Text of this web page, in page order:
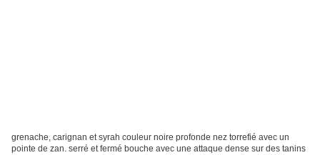
grenache, carignan et syrah couleur noire profonde nez torrefié avec un
pointe de zan. serré et fermé bouche avec une attaque dense sur des tanins